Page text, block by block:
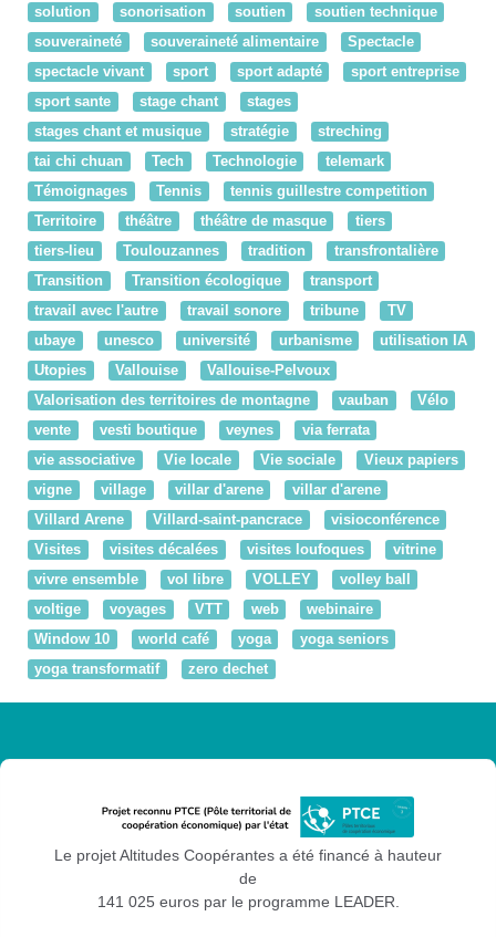
solution
sonorisation soutien
soutien technique
souveraineté
souveraineté alimentaire
Spectacle
spectacle vivant
sport sport adapté
sport entreprise
sport sante
stage chant
stages
stages chant et musique
stratégie
streching
tai chi chuan
Tech Technologie
telemark
Témoignages
Tennis
tennis guillestre competition
Territoire
théâtre théâtre de masque
tiers
tiers-lieu
Toulouzannes tradition
transfrontalière
Transition
Transition écologique
transport
travail avec l'autre
travail sonore tribune
TV
ubaye
unesco université urbanisme
utilisation IA
Utopies
Vallouise
Vallouise-Pelvoux
Valorisation des territoires de montagne
vauban
Vélo
vente
vesti boutique veynes
via ferrata
vie associative
Vie locale Vie sociale
Vieux papiers
vigne
village villar d'arene
villar d'arene
Villard Arene
Villard-saint-pancrace
visioconférence
Visites
visites décalées visites loufoques
vitrine
vivre ensemble
vol libre VOLLEY
volley ball
voltige
voyages VTT web
webinaire
Window 10
world café yoga
yoga seniors
yoga transformatif
zero dechet
Le projet Altitudes Coopérantes a été financé à hauteur
de
141 025 euros par le programme LEADER.